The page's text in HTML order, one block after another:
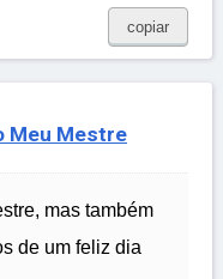
copiar
Meu Mestre
mas também
de um feliz dia